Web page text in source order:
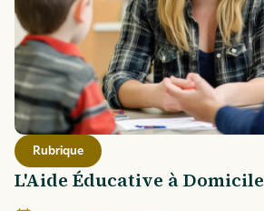
Rubrique
L'Aide Éducative à Domicile